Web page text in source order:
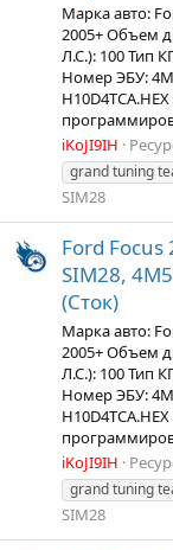
Марка авто:
2005+ Объем
Л.С.): 100 Тип
Номер ЭБУ:
iKoJI9IH
grand tuning
SIM28
Ford Focus
SIM28,
(Сток)
Марка авто:
2005+ Объем
Л.С.): 100 Тип
Номер ЭБУ:
iKoJI9IH
grand tuning
SIM28